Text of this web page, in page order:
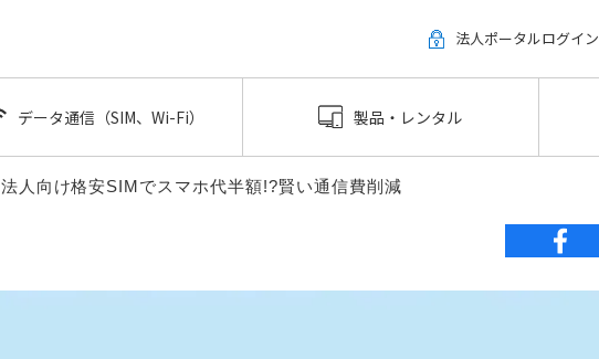
法人ポータルログイン
データ通信（SIM、Wi-Fi） 製品・レンタル
法人向け格安SIMでスマホ代半額!?賢い通信費削減